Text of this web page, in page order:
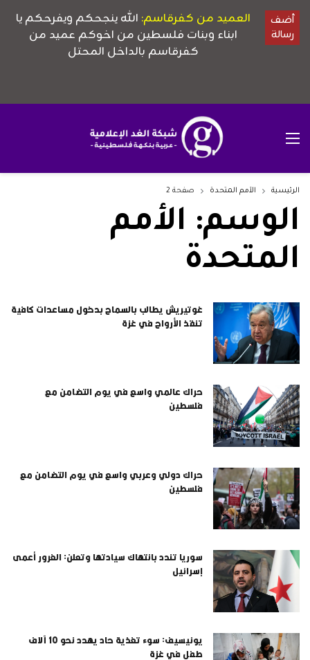
الرئيسية الأمم المتحدة صفحة 2
الوسم: الأمم
المتحدة
غوتيريش يطالب بالسماح بدخول مساعدات كافية
تنقذ الأرواح في غزة
حراك عالمي واسع في يوم التضامن مع
فلسطين
حراك دولي وعربي واسع في يوم التضامن مع
فلسطين
سوريا تندد بانتهاك سيادتها وتعلن: الغرور أعمى
إسرائيل
يونيسيف: سوء تغذية حاد يهدد نحو 10 آلاف
طفل في غزة